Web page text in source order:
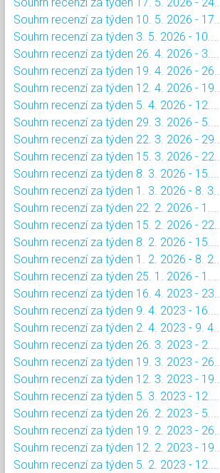
Souhrn recenzí za týden 10. 5. 2026 - 17....
Souhrn recenzí za týden 3. 5. 2026 - 10....
Souhrn recenzí za týden 26. 4. 2026 - 3....
Souhrn recenzí za týden 19. 4. 2026 - 26....
Souhrn recenzí za týden 12. 4. 2026 - 19....
Souhrn recenzí za týden 5. 4. 2026 - 12....
Souhrn recenzí za týden 29. 3. 2026 - 5....
Souhrn recenzí za týden 22. 3. 2026 - 29....
Souhrn recenzí za týden 15. 3. 2026 - 22....
Souhrn recenzí za týden 8. 3. 2026 - 15....
Souhrn recenzí za týden 1. 3. 2026 - 8. 3....
Souhrn recenzí za týden 22. 2. 2026 - 1....
Souhrn recenzí za týden 15. 2. 2026 - 22....
Souhrn recenzí za týden 8. 2. 2026 - 15....
Souhrn recenzí za týden 1. 2. 2026 - 8. 2....
Souhrn recenzí za týden 25. 1. 2026 - 1....
Souhrn recenzí za týden 16. 4. 2023 - 23....
Souhrn recenzí za týden 9. 4. 2023 - 16....
Souhrn recenzí za týden 2. 4. 2023 - 9. 4....
Souhrn recenzí za týden 26. 3. 2023 - 2....
Souhrn recenzí za týden 19. 3. 2023 - 26....
Souhrn recenzí za týden 12. 3. 2023 - 19....
Souhrn recenzí za týden 5. 3. 2023 - 12....
Souhrn recenzí za týden 26. 2. 2023 - 5....
Souhrn recenzí za týden 19. 2. 2023 - 26....
Souhrn recenzí za týden 12. 2. 2023 - 19....
Souhrn recenzí za týden 5. 2. 2023 - 12....